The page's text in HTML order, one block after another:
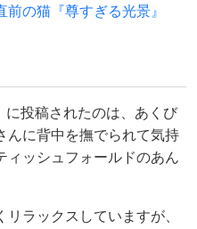
前の猫『尊すぎる光景』
に投稿されたのは、あくび
んに背中を撫でられて気持
ィッシュフォールドのあん
ラックスしていますが、